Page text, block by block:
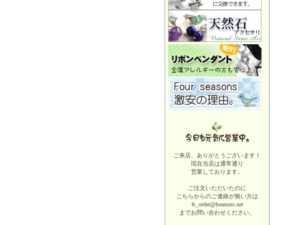
ご来店、ありがとうございます！
現在当店は通常通り
営業しております。
ご注文いただいたのに
こちらからのご連絡が無い方は
fs_order@fseasons.net
までお問い合わせください。